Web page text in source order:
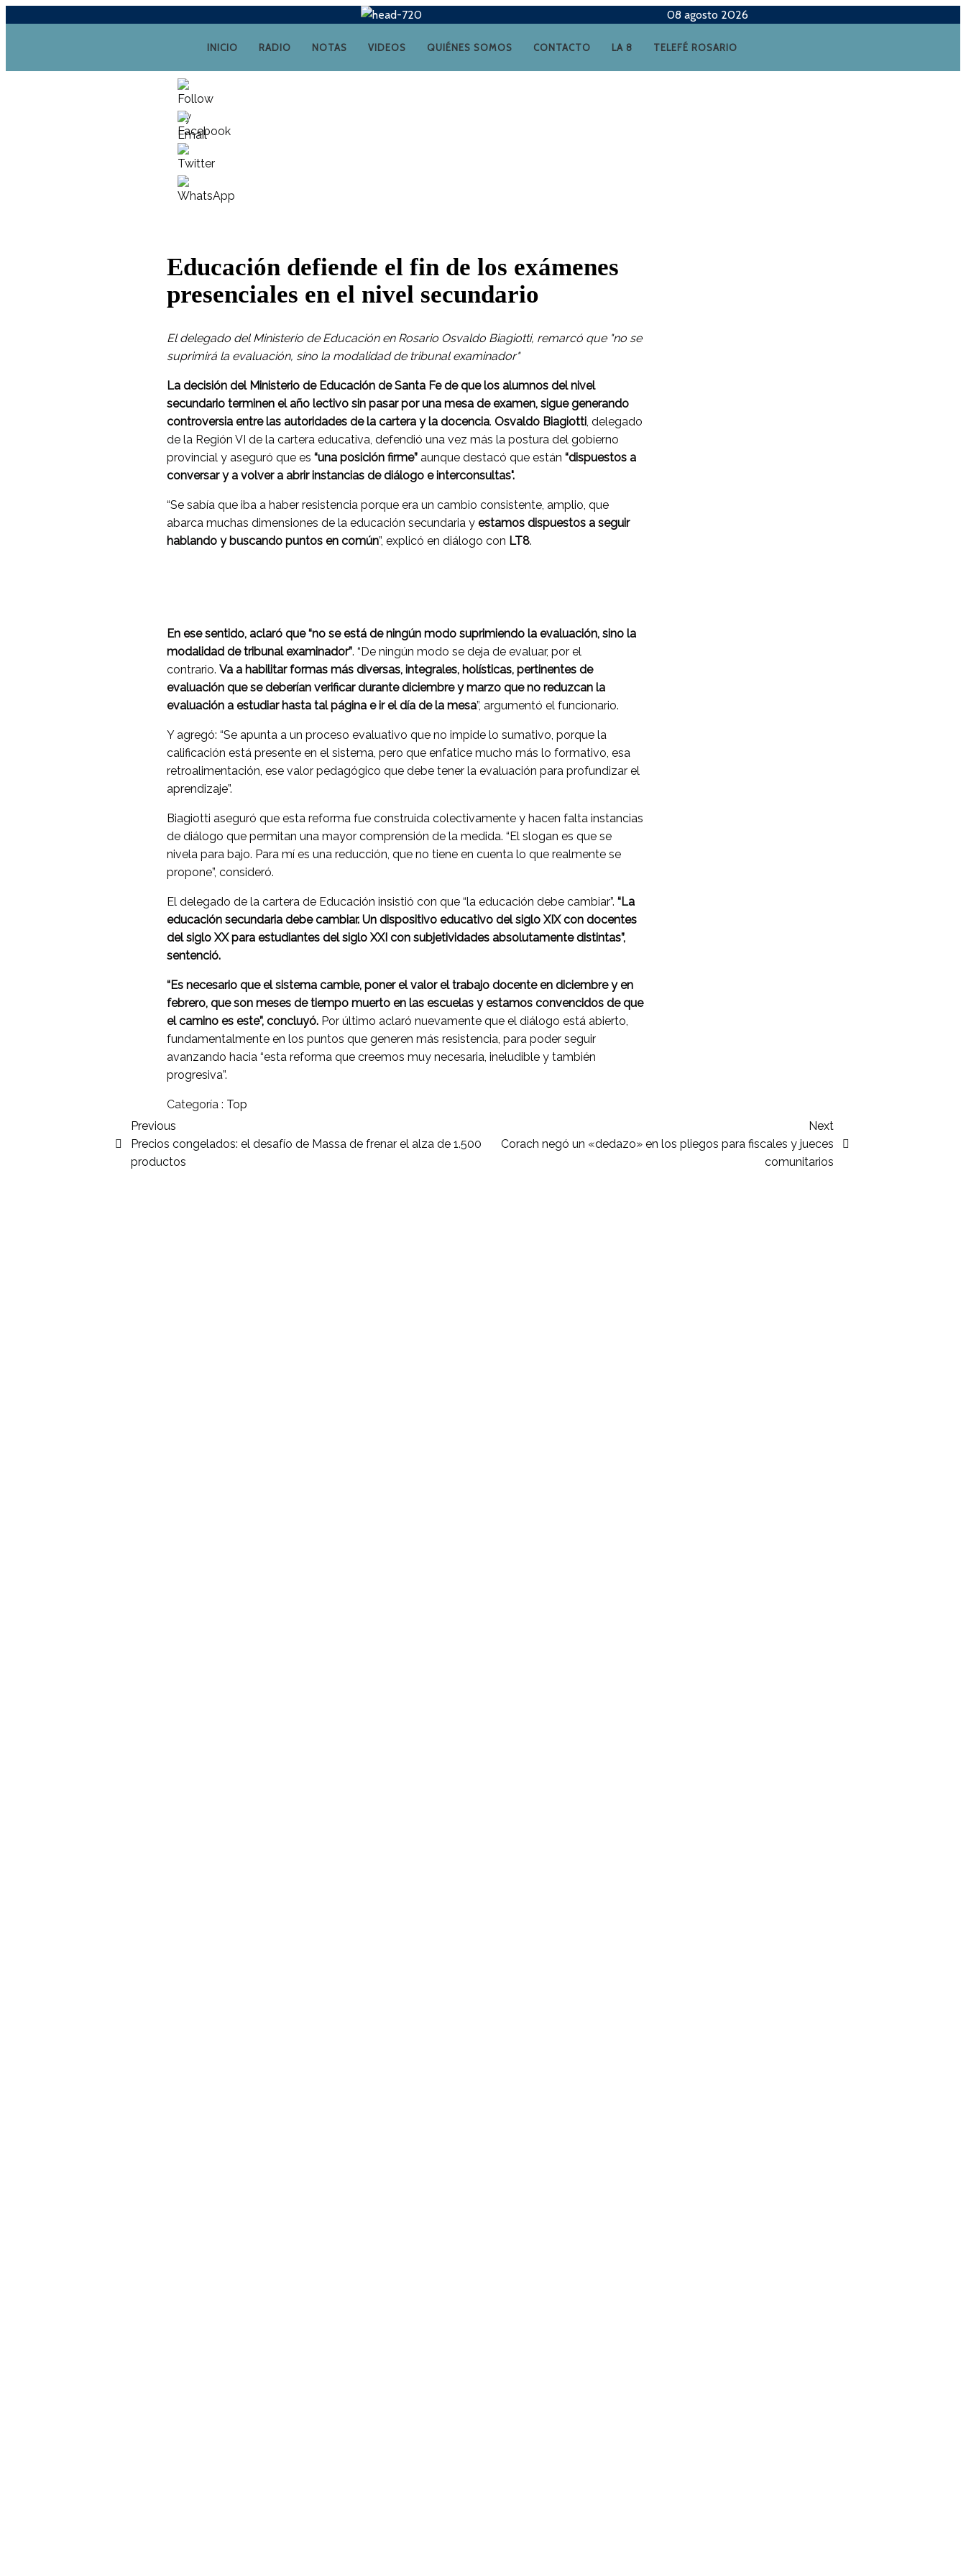
08 agosto 2026
INICIO RADIO NOTAS VIDEOS QUIÉNES SOMOS CONTACTO LA 8 TELEFÉ ROSARIO
Educación defiende el fin de los exámenes
presenciales en el nivel secundario
El delegado del Ministerio de Educación en Rosario Osvaldo Biagiotti, remarcó que "no se
suprimirá la evaluación, sino la modalidad de tribunal examinador"
La decisión del Ministerio de Educación de Santa Fe de que los alumnos del nivel
secundario terminen el año lectivo sin pasar por una mesa de examen, sigue generando
controversia entre las autoridades de la cartera y la docencia. Osvaldo Biagiotti, delegado
de la Región VI de la cartera educativa, defendió una vez más la postura del gobierno
provincial y aseguró que es “una posición firme” aunque destacó que están “dispuestos a
conversar y a volver a abrir instancias de diálogo e interconsultas".
“Se sabía que iba a haber resistencia porque era un cambio consistente, amplio, que
abarca muchas dimensiones de la educación secundaria y estamos dispuestos a seguir
hablando y buscando puntos en común”, explicó en diálogo con LT8.
En ese sentido, aclaró que “no se está de ningún modo suprimiendo la evaluación, sino la
modalidad de tribunal examinador”. “De ningún modo se deja de evaluar, por el
contrario. Va a habilitar formas más diversas, integrales, holísticas, pertinentes de
evaluación que se deberían verificar durante diciembre y marzo que no reduzcan la
evaluación a estudiar hasta tal página e ir el día de la mesa”, argumentó el funcionario.
Y agregó: “Se apunta a un proceso evaluativo que no impide lo sumativo, porque la
calificación está presente en el sistema, pero que enfatice mucho más lo formativo, esa
retroalimentación, ese valor pedagógico que debe tener la evaluación para profundizar el
aprendizaje”.
Biagiotti aseguró que esta reforma fue construida colectivamente y hacen falta instancias
de diálogo que permitan una mayor comprensión de la medida. “El slogan es que se
nivela para bajo. Para mí es una reducción, que no tiene en cuenta lo que realmente se
propone”, consideró.
El delegado de la cartera de Educación insistió con que “la educación debe cambiar”. “La
educación secundaria debe cambiar. Un dispositivo educativo del siglo XIX con docentes
del siglo XX para estudiantes del siglo XXI con subjetividades absolutamente distintas”,
sentenció.
“Es necesario que el sistema cambie, poner el valor el trabajo docente en diciembre y en
febrero, que son meses de tiempo muerto en las escuelas y estamos convencidos de que
el camino es este”, concluyó. Por último aclaró nuevamente que el diálogo está abierto,
fundamentalmente en los puntos que generen más resistencia, para poder seguir
avanzando hacia “esta reforma que creemos muy necesaria, ineludible y también
progresiva”.
Categoría : Top
Previous
Precios congelados: el desafío de Massa de frenar el alza de 1.500
productos
Next
Corach negó un «dedazo» en los pliegos para fiscales y jueces
comunitarios